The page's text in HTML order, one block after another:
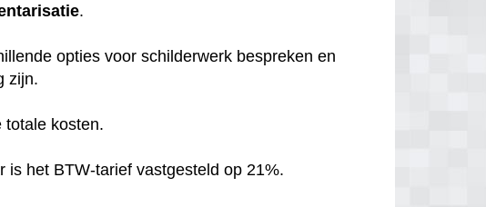
.
opties voor schilderwerk bespreken en
zijn.
totale kosten.
is het BTW-tarief vastgesteld op 21%.